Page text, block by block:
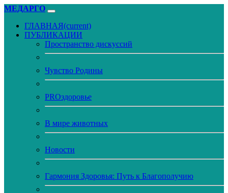
МЕДАРГО
ГЛАВНАЯ(current)
ПУБЛИКАЦИИ
Пространство дискуссий
Чувство Родины
PROздоровье
В мире животных
Новости
Гармония Здоровья: Путь к Благополучию